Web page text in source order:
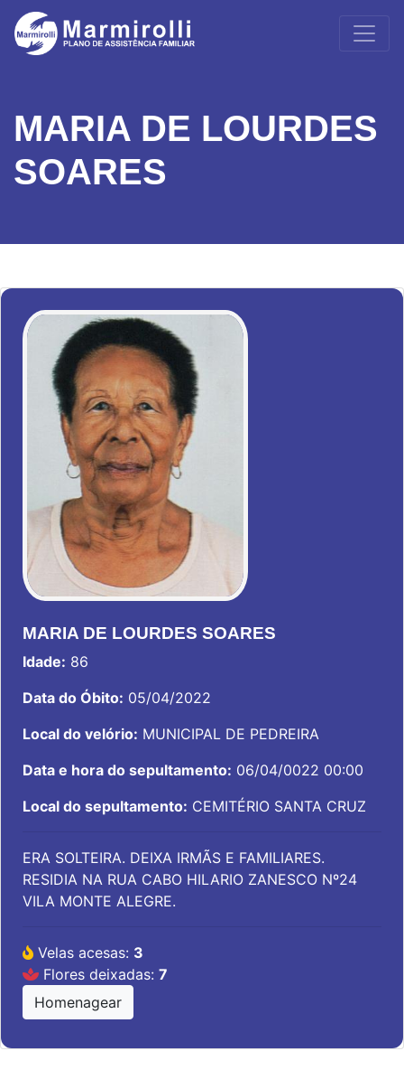
MARIA DE LOURDES
SOARES
MARIA DE LOURDES SOARES
Idade: 86
Data do Óbito: 05/04/2022
Local do velório: MUNICIPAL DE PEDREIRA
Data e hora do sepultamento: 06/04/0022 00:00
Local do sepultamento: CEMITÉRIO SANTA CRUZ
ERA SOLTEIRA. DEIXA IRMÃS E FAMILIARES.
RESIDIA NA RUA CABO HILARIO ZANESCO Nº24
VILA MONTE ALEGRE.
Velas acesas: 3
Flores deixadas: 7
Homenagear